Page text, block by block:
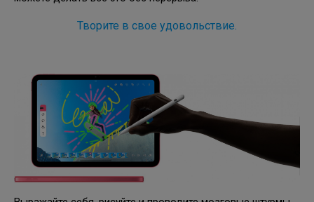
Творите в свое удовольствие.